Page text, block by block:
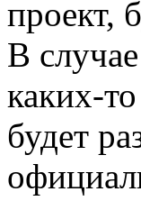
проект,
В
каких-
будет